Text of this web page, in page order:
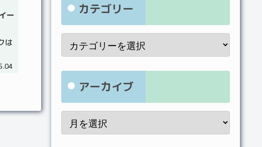
ー
は
カテゴリー
アーカイブ